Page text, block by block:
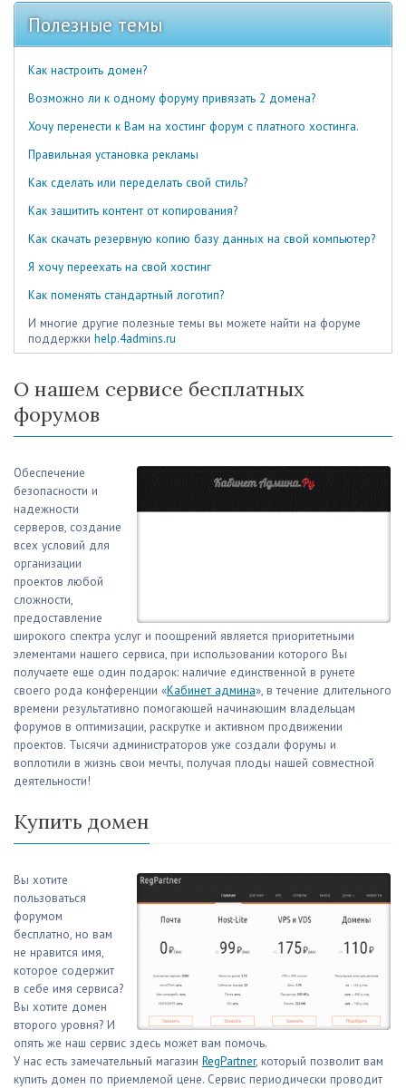
Полезные темы
Как настроить домен?
Возможно ли к одному форуму привязать 2 домена?
Хочу перенести к Вам на хостинг форум с платного хостинга.
Правильная установка рекламы
Как сделать или переделать свой стиль?
Как защитить контент от копирования?
Как скачать резервную копию базу данных на свой компьютер?
Я хочу переехать на свой хостинг
Как поменять стандартный логотип?
И многие другие полезные темы вы можете найти на форуме
поддержки help.4admins.ru
О нашем сервисе бесплатных
форумов
Обеспечение
безопасности и
надежности
серверов, создание
всех условий для
организации
проектов любой
сложности,
предоставление
широкого спектра услуг и поощрений является приоритетными
элементами нашего сервиса, при использовании которого Вы
получаете еще один подарок: наличие единственной в рунете
своего рода конференции «Кабинет админа», в течение длительного
времени результативно помогающей начинающим владельцам
форумов в оптимизации, раскрутке и активном продвижении
проектов. Тысячи администраторов уже создали форумы и
воплотили в жизнь свои мечты, получая плоды нашей совместной
деятельности!
Купить домен
Вы хотите
пользоваться
форумом
бесплатно, но вам
не нравится имя,
которое содержит
в себе имя сервиса?
Вы хотите домен
второго уровня? И
опять же наш сервис здесь может вам помочь.
У нас есть замечательный магазин RegPartner, который позволит вам
купить домен по приемлемой цене. Сервис периодически проводит